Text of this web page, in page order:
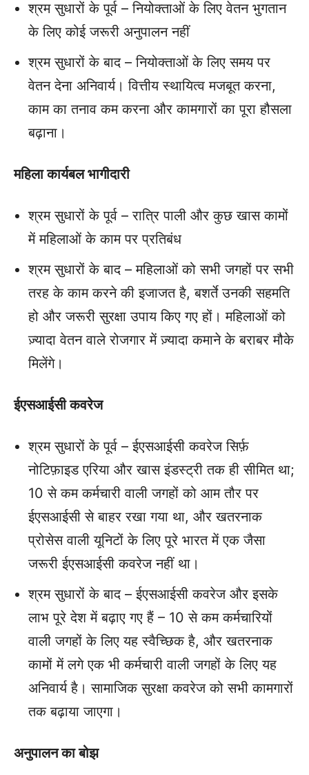
श्रम सुधारों के पूर्व – नियोक्ताओं के लिए वेतन भुगतान
के लिए कोई जरूरी अनुपालन नहीं
श्रम सुधारों के बाद – नियोक्ताओं के लिए समय पर
वेतन देना अनिवार्य। वित्तीय स्थायित्व मजबूत करना,
काम का तनाव कम करना और कामगारों का पूरा हौसला
बढ़ाना।
महिला कार्यबल भागीदारी
श्रम सुधारों के पूर्व – रात्रि पाली और कुछ खास कामों
में महिलाओं के काम पर प्रतिबंध
श्रम सुधारों के बाद – महिलाओं को सभी जगहों पर सभी
तरह के काम करने की इजाजत है, बशर्ते उनकी सहमति
हो और जरूरी सुरक्षा उपाय किए गए हों। महिलाओं को
ज़्यादा वेतन वाले रोजगार में ज़्यादा कमाने के बराबर मौके
मिलेंगे।
ईएसआईसी कवरेज
श्रम सुधारों के पूर्व – ईएसआईसी कवरेज सिर्फ़
नोटिफ़ाइड एरिया और खास इंडस्ट्री तक ही सीमित था;
10 से कम कर्मचारी वाली जगहों को आम तौर पर
ईएसआईसी से बाहर रखा गया था, और खतरनाक
प्रोसेस वाली यूनिटों के लिए पूरे भारत में एक जैसा
जरूरी ईएसआईसी कवरेज नहीं था।
श्रम सुधारों के बाद – ईएसआईसी कवरेज और इसके
लाभ पूरे देश में बढ़ाए गए हैं – 10 से कम कर्मचारियों
वाली जगहों के लिए यह स्वैच्छिक है, और खतरनाक
कामों में लगे एक भी कर्मचारी वाली जगहों के लिए यह
अनिवार्य है। सामाजिक सुरक्षा कवरेज को सभी कामगारों
तक बढ़ाया जाएगा।
अनुपालन का बोझ